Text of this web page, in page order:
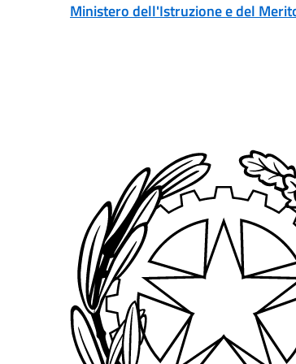
Vai ai contenuti
Vai al menu di navigazione
Ministero dell'Istruzione e del